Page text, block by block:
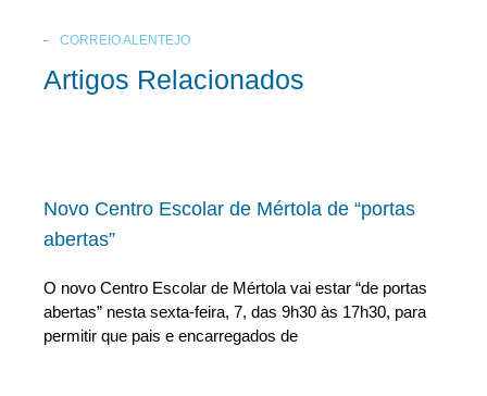
CORREIO ALENTEJO
Artigos Relacionados
Novo Centro Escolar de Mértola de “portas
abertas”
O novo Centro Escolar de Mértola vai estar “de portas
abertas” nesta sexta-feira, 7, das 9h30 às 17h30, para
permitir que pais e encarregados de